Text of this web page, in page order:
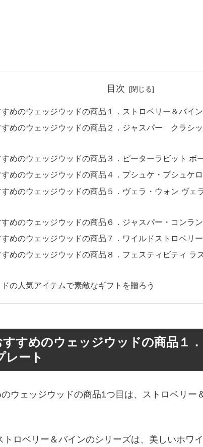
目次
めのウェッジウッドの商品１．ストロベリー＆バイ
すめのウェッジウッドの商品２．ジャスパー クラシ
めのウェッジウッドの商品３．ピーターラビット ボ
めのウェッジウッドの商品４．プシュケ・プシュケ
めのウェッジウッドの商品５．ヴェラ・ウォン ヴェ
めのウェッジウッドの商品６．ジャスパー・コンラ
めのウェッジウッドの商品７．ワイルドストロベリ
めのウェッジウッドの商品８．フェスティビティ ラ
の人気アイテムで素敵なギフトを贈ろう
すめのウェッジウッドの商品１
レート
ウェッジウッドの商品1つ目は、ストロベリー
トロベリー＆バインのシリーズは、美しいホワ